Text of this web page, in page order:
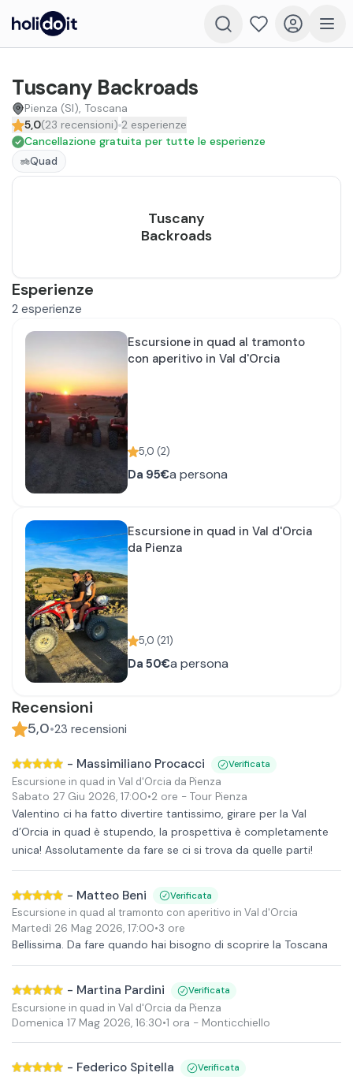
Tuscany Backroads
Pienza (SI), Toscana
5,0(23 recensioni) 2 esperienze
Cancellazione gratuita per tutte le esperienze
Quad
Esperienze
2 esperienze
Escursione in quad al tramonto
con aperitivo in Val d'Orcia
5,0 (2)
Da 95€a persona
Escursione in quad in Val d'Orcia
da Pienza
5,0 (21)
Da 50€a persona
Recensioni
5,0•23 recensioni
- Massimiliano Procacci Verificata
Escursione in quad in Val d'Orcia da Pienza
Sabato 27 Giu 2026, 17:00•2 ore - Tour Pienza
Valentino ci ha fatto divertire tantissimo, girare per la Val
d’Orcia in quad è stupendo, la prospettiva è completamente
unica! Assolutamente da fare se ci si trova da quelle parti!
- Matteo Beni Verificata
Escursione in quad al tramonto con aperitivo in Val d'Orcia
Martedì 26 Mag 2026, 17:00•3 ore
Bellissima. Da fare quando hai bisogno di scoprire la Toscana
- Martina Pardini Verificata
Escursione in quad in Val d'Orcia da Pienza
Domenica 17 Mag 2026, 16:30•1 ora - Monticchiello
- Federico Spitella Verificata
Tuscany
Backroads